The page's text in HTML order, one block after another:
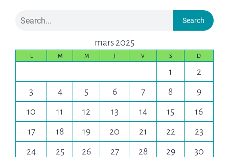
Search
mars 2025
L M M J V S D
1
2
3
4 5 6 7 8
9
10
11 12 13 14 15
16
17
18 19 20 21 22
23
24
25 26 27 28 29 30